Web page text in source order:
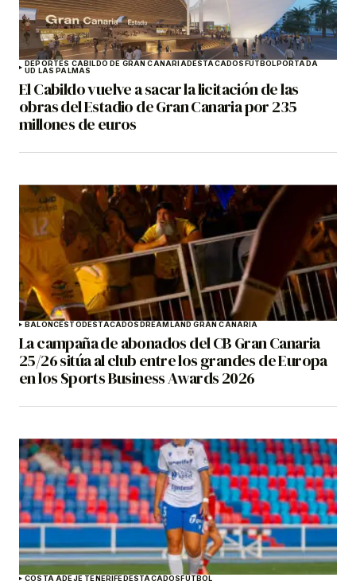
DEPORTES CABILDO DE GRAN CANARIADESTACADOSFÚTBOLPORTADA
UD LAS PALMAS
El Cabildo vuelve a sacar la licitación de las
obras del Estadio de Gran Canaria por 235
millones de euros
BALONCESTODESTACADOSDREAMLAND GRAN CANARIA
La campaña de abonados del CB Gran Canaria
25/26 sitúa al club entre los grandes de Europa
en los Sports Business Awards 2026
COSTA ADEJE TENERIFEDESTACADOSFÚTBOL